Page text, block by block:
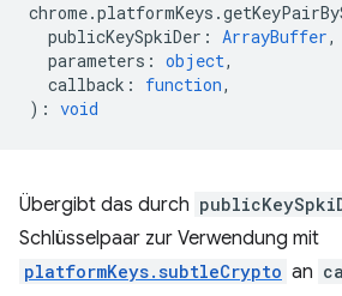
chrome.platformKeys .
publicKeySpkiDer : ArrayBuffer,
parameters : object,
callback : function,
) : void
Übergibt das durch
Schlüsselpaar zur Verwendung mit
platformKeys.subtleCrypto an